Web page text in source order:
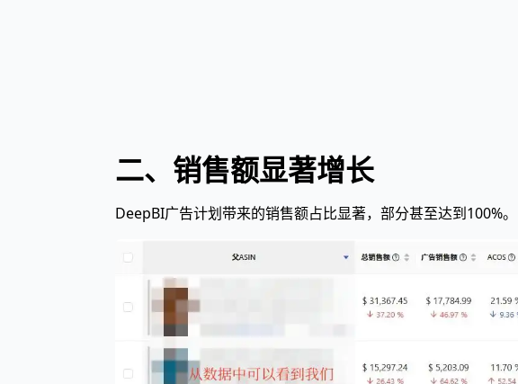
二、销售额显著增长
DeepBI广告计划带来的销售额占比显著，部分甚至达到100%。